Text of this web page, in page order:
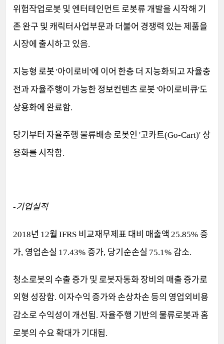
위험작업로봇 및 엔터테인먼트 로봇류 개발을 시작해 기
존 완구 및 캐릭터사업부문과 더불어 경쟁력 있는 제품을
시장에 출시하고 있음.
지능형 로봇 '아이로비 '에 이어 한층 더 지능화되고 자율충
전과 자율주행이 가능한 정보컨텐츠 로봇 '아이로비큐'도
상용화에 완료함.
당기부터 자율주행 물류배송 로봇인 '고카트(Go-Cart)' 상
용화를 시작함.
-기업실적
2018년 12월 IFRS 비교재무제표 대비 매출액 25.85% 증
가, 영업손실 17.43% 증가, 당기순손실 75.1% 감소.
청소로봇의 수출 증가 및 로봇자동화 장비의 매출 증가로
외형 성장함. 이자수익 증가와 손상차손 등의 영업외비용
감소로 수익성이 개선됨. 자율주행 기반의 물류로봇과 홈
로봇의 수요 확대가 기대됨.